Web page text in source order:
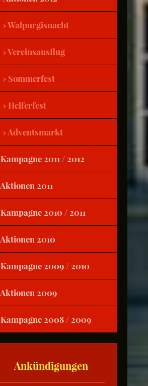
Walpurgisnacht
Vereinsausflug
Sommerfest
Helferfest
Adventsmarkt
Kampagne 2011 / 2012
Aktionen 2011
Kampagne 2010 / 2011
Aktionen 2010
Kampagne 2009 / 2010
Aktionen 2009
Kampagne 2008 / 2009
Ankündigungen